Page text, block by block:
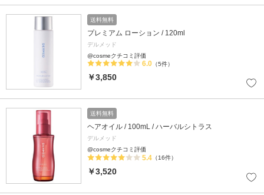
送料無料
プレミアム ローション / 120ml
デルメッド
@cosmeクチコミ評価
6.0 （5件）
￥3,850
送料無料
ヘアオイル / 100mL / ハーバルシトラス
デルメッド
@cosmeクチコミ評価
5.4 （16件）
￥3,520